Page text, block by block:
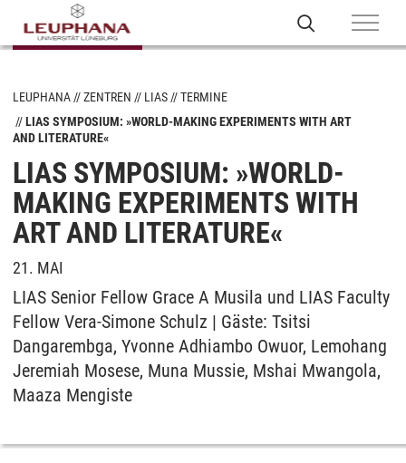
LEUPHANA ZENTREN LIAS
TERMINE
LIAS SYMPOSIUM: »WORLD-MAKING EXPERIMENTS WITH ART
AND LITERATURE«
LIAS SYMPOSIUM: »WORLD-
MAKING EXPERIMENTS WITH
ART AND LITERATURE«
21. MAI
LIAS Senior Fellow Grace A Musila und LIAS Faculty
Fellow Vera-Simone Schulz | Gäste: Tsitsi
Dangarembga, Yvonne Adhiambo Owuor, Lemohang
Jeremiah Mosese, Muna Mussie, Mshai Mwangola,
Maaza Mengiste